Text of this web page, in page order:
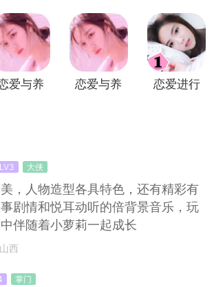
九游版
版
爱与养
恋爱与养
恋爱进行
LV3 大侠
，人物造型各具特色，还有精彩有
剧情和悦耳动听的倍背景音乐，玩
伴随着小萝莉一起成长
山西
掌门